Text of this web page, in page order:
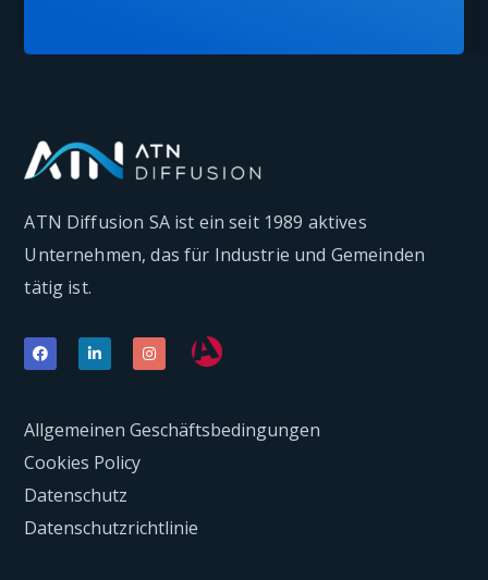
ATN Diffusion SA ist ein seit 1989 aktives
Unternehmen, das für Industrie und Gemeinden
tätig ist.
Allgemeinen Geschäftsbedingungen
Cookies Policy
Datenschutz
Datenschutzrichtlinie